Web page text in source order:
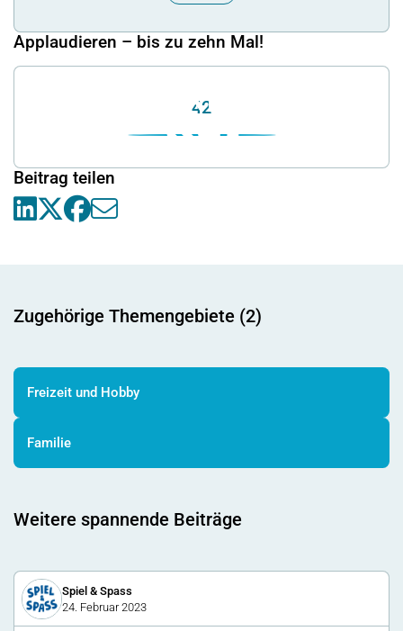
Applaudieren – bis zu zehn Mal!
42
Beitrag teilen
Zugehörige Themengebiete (2)
Freizeit und Hobby
Familie
Weitere spannende Beiträge
Spiel & Spass
24. Februar 2023